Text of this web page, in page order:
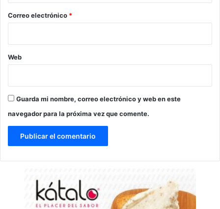
*
Correo electrónico *
Web
Guarda mi nombre, correo electrónico y web en este
navegador para la próxima vez que comente.